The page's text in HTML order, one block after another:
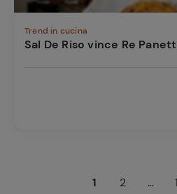
Trend in cucina
Sal De Riso vince Re
1 2 ...